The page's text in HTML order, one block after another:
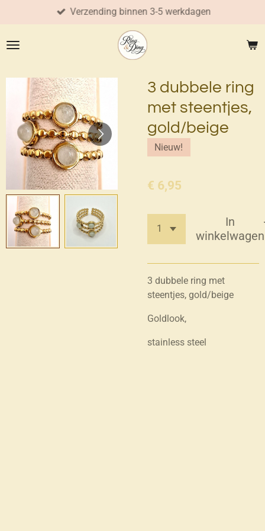
naar
Verzending binnen 3-5 werkdagen
3 dubbele ring
met steentjes,
gold/beige
Nieuw!
€ 6,95
In
winkelwagen
3 dubbele ring met
steentjes, gold/beige
Goldlook,
stainless steel